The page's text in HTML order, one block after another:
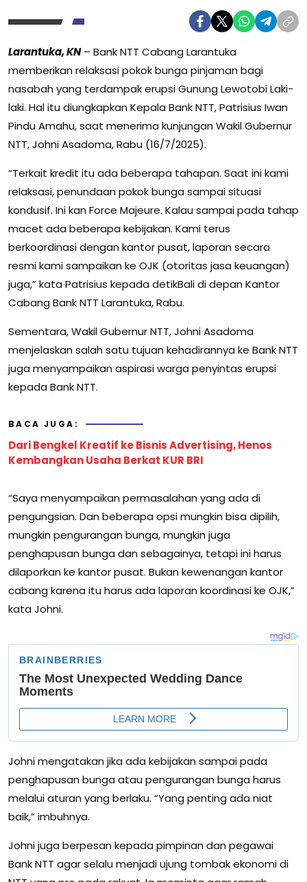
Larantuka, KN– Bank NTT Cabang Larantuka
memberikan relaksasi pokok bunga pinjaman bagi
nasabah yang terdampak erupsi Gunung Lewotobi Laki-
laki. Hal itu diungkapkan Kepala Bank NTT, Patrisius Iwan
Pindu Amahu, saat menerima kunjungan Wakil Gubernur
NTT, Johni Asadoma, Rabu (16/7/2025).
“Terkait kredit itu ada beberapa tahapan. Saat ini kami
relaksasi, penundaan pokok bunga sampai situasi
kondusif. Ini kan Force Majeure. Kalau sampai pada tahap
macet ada beberapa kebijakan. Kami terus
berkoordinasi dengan kantor pusat, laporan secara
resmi kami sampaikan ke OJK (otoritas jasa keuangan)
juga,” kata Patrisius kepada detikBali di depan Kantor
Cabang Bank NTT Larantuka, Rabu.
Sementara, Wakil Gubernur NTT, Johni Asadoma
menjelaskan salah satu tujuan kehadirannya ke Bank NTT
juga menyampaikan aspirasi warga penyintas erupsi
kepada Bank NTT.
BACA JUGA:
Dari Bengkel Kreatif ke Bisnis Advertising, Henos
Kembangkan Usaha Berkat KUR BRI
“Saya menyampaikan permasalahan yang ada di
pengungsian. Dan beberapa opsi mungkin bisa dipilih,
mungkin pengurangan bunga, mungkin juga
penghapusan bunga dan sebagainya, tetapi ini harus
dilaporkan ke kantor pusat. Bukan kewenangan kantor
cabang karena itu harus ada laporan koordinasi ke OJK,”
kata Johni.
Johni mengatakan jika ada kebijakan sampai pada
penghapusan bunga atau pengurangan bunga harus
melalui aturan yang berlaku. “Yang penting ada niat
baik,” imbuhnya.
Johni juga berpesan kepada pimpinan dan pegawai
Bank NTT agar selalu menjadi ujung tombak ekonomi di